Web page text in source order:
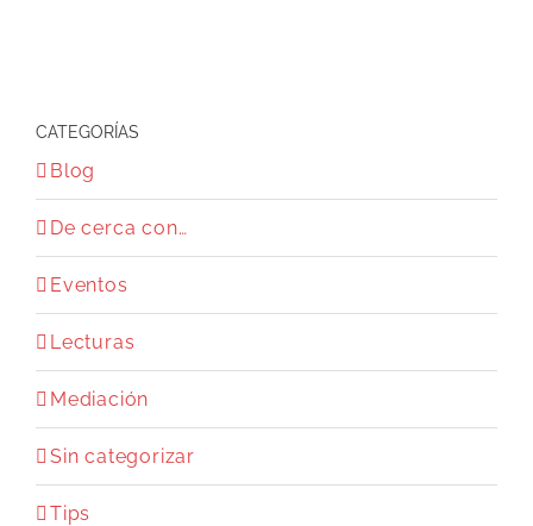
CATEGORÍAS
Blog
De cerca con…
Eventos
Lecturas
Mediación
Sin categorizar
Tips